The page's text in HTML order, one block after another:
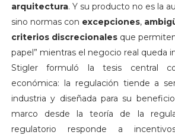
arquitectura. Y su producto no es la
sino normas con excepciones,
criterios discrecionalesque
papel” mientras el negocio real queda
Stigler formuló la tesis central
económica: la regulación tiende a
industria y diseñada para su
marco desde la teoría de la
regulatorio responde a